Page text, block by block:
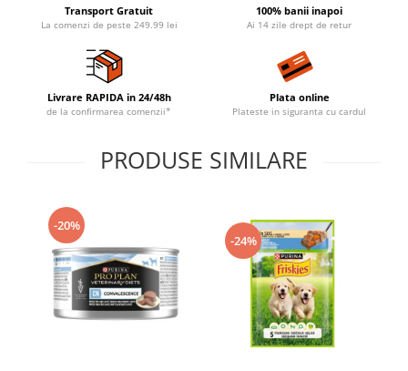
Transport Gratuit
La comenzi de peste 249.99 lei
100% banii inapoi
Ai 14 zile drept de retur
Livrare RAPIDA in 24/48h
de la confirmarea comenzii*
Plata online
Plateste in siguranta cu cardul
PRODUSE SIMILARE
-20%
-24%